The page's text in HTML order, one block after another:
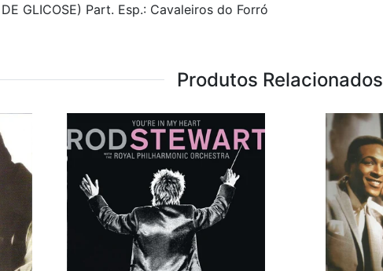
GLICOSE) Part. Esp.: Cavaleiros do Forró
Produtos Relacionados